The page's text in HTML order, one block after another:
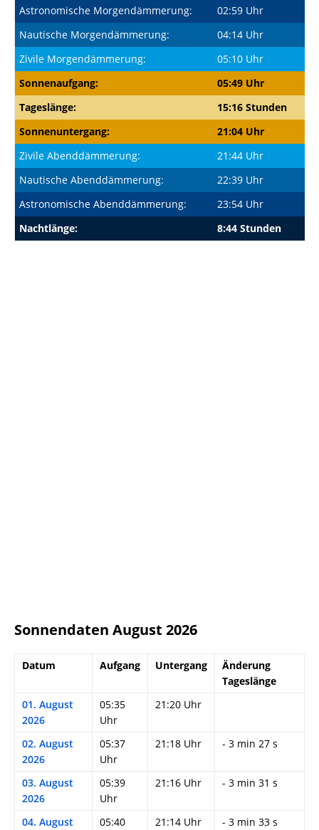
Astronomische Morgendämmerung:
02:59 Uhr
Nautische Morgendämmerung:
04:14 Uhr
Zivile Morgendämmerung:
05:10 Uhr
Sonnenaufgang:
05:49 Uhr
Tageslänge:
15:16 Stunden
Sonnenuntergang:
21:04 Uhr
Zivile Abenddämmerung:
21:44 Uhr
Nautische Abenddämmerung:
22:39 Uhr
Astronomische Abenddämmerung:
23:54 Uhr
Nachtlänge:
8:44 Stunden
Sonnendaten August 2026
Datum Aufgang Untergang
Änderung
Tageslänge
01. August
2026
05:35
Uhr
21:20 Uhr
02. August
2026
05:37
Uhr
21:18 Uhr - 3 min 27 s
03. August
2026
05:39
Uhr
21:16 Uhr - 3 min 31 s
04. August
05:40
21:14 Uhr - 3 min 33 s